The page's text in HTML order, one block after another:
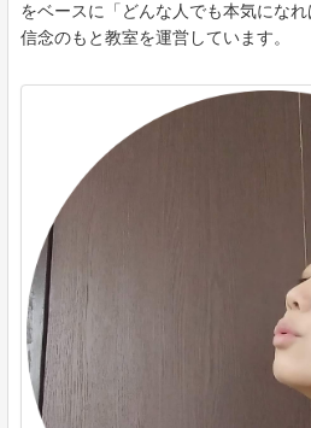
をベースに「どんな人でも本気にな
信念のもと教室を運営しています。